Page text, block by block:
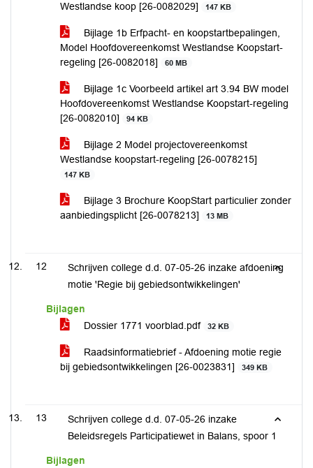
Westlandse koop [26-0082029]
147 KB
Bijlage 1b Erfpacht- en koopstartbepalingen,
Model Hoofdovereenkomst Westlandse Koopstart-
regeling [26-0082018]
60 MB
Bijlage 1c Voorbeeld artikel art 3.94 BW model
Hoofdovereenkomst Westlandse Koopstart-regeling
[26-0082010]
94 KB
Bijlage 2 Model projectovereenkomst
Westlandse koopstart-regeling [26-0078215]
147 KB
Bijlage 3 Brochure KoopStart particulier zonder
aanbiedingsplicht [26-0078213]
13 MB
12
Schrijven college d.d. 07-05-26 inzake afdoening
motie 'Regie bij gebiedsontwikkelingen'
Bijlagen
Dossier 1771 voorblad.pdf
32 KB
Raadsinformatiebrief - Afdoening motie regie
bij gebiedsontwikkelingen [26-0023831]
349 KB
13
Schrijven college d.d. 07-05-26 inzake
Beleidsregels Participatiewet in Balans, spoor 1
Bijlagen